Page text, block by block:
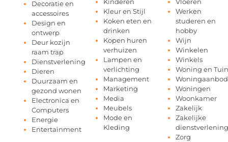
Decoratie en
accessoires
Design en
ontwerp
Deur kozijn
raam trap
Dienstverlening
Dieren
Duurzaam en
gezond wonen
Electronica en
Computers
Energie
Entertainment
Kleur en Stijl
Koken eten en
drinken
Kopen huren
verhuizen
Lampen en
verlichting
Management
Marketing
Media
Meubels
Mode en
Kleding
Werken
studeren en
hobby
Wijn
Winkelen
Winkels
Woning en Tuin
Woningaanbod
Woningen
Woonkamer
Zakelijk
Zakelijke
dienstverlening
Zorg